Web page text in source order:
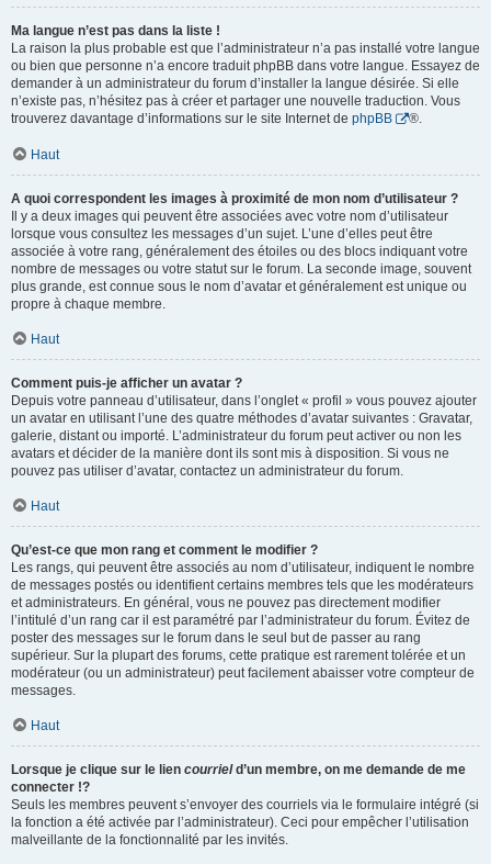
Ma langue n’est pas dans la liste !
La raison la plus probable est que l’administrateur n’a pas installé votre langue
ou bien que personne n’a encore traduit phpBB dans votre langue. Essayez de
demander à un administrateur du forum d’installer la langue désirée. Si elle
n’existe pas, n’hésitez pas à créer et partager une nouvelle traduction. Vous
trouverez davantage d’informations sur le site Internet de phpBB ®.
Haut
A quoi correspondent les images à proximité de mon nom d’utilisateur ?
Il y a deux images qui peuvent être associées avec votre nom d’utilisateur
lorsque vous consultez les messages d’un sujet. L’une d’elles peut être
associée à votre rang, généralement des étoiles ou des blocs indiquant votre
nombre de messages ou votre statut sur le forum. La seconde image, souvent
plus grande, est connue sous le nom d’avatar et généralement est unique ou
propre à chaque membre.
Haut
Comment puis-je afficher un avatar ?
Depuis votre panneau d’utilisateur, dans l’onglet « profil » vous pouvez ajouter
un avatar en utilisant l’une des quatre méthodes d’avatar suivantes : Gravatar,
galerie, distant ou importé. L’administrateur du forum peut activer ou non les
avatars et décider de la manière dont ils sont mis à disposition. Si vous ne
pouvez pas utiliser d’avatar, contactez un administrateur du forum.
Haut
Qu’est-ce que mon rang et comment le modifier ?
Les rangs, qui peuvent être associés au nom d’utilisateur, indiquent le nombre
de messages postés ou identifient certains membres tels que les modérateurs
et administrateurs. En général, vous ne pouvez pas directement modifier
l’intitulé d’un rang car il est paramétré par l’administrateur du forum. Évitez de
poster des messages sur le forum dans le seul but de passer au rang
supérieur. Sur la plupart des forums, cette pratique est rarement tolérée et un
modérateur (ou un administrateur) peut facilement abaisser votre compteur de
messages.
Haut
Lorsque je clique sur le lien courrield’un membre, on me demande de me
connecter !?
Seuls les membres peuvent s’envoyer des courriels via le formulaire intégré (si
la fonction a été activée par l’administrateur). Ceci pour empêcher l’utilisation
malveillante de la fonctionnalité par les invités.